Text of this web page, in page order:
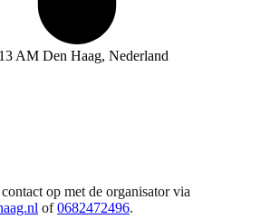
AM Den Haag, Nederland
op met de organisator via
of 0682472496.